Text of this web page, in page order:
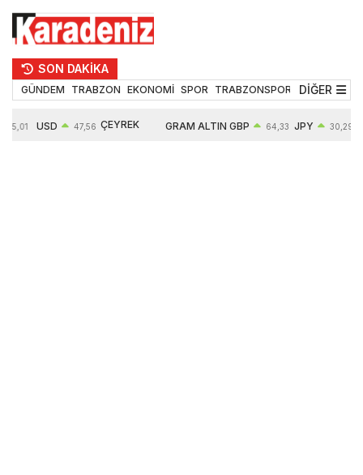
SON DAKİKA
GÜNDEM TRABZON EKONOMİ SPOR TRABZONSPOR TEKNOLOJİ
DİĞER
55,01 USD 47,56 ÇEYREK GRAM ALTIN GBP 64,33 JPY 30,29